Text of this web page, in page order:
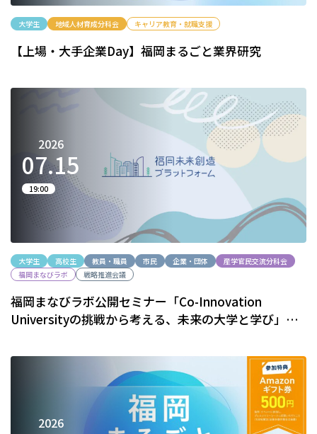
大学生 地域人材育成分科会 キャリア教育・就職支援
【上場・大手企業Day】福岡まるごと業界研究
2026
07.15
19:00
大学生 高校生 教員・職員 市民 企業・団体
産学官民交流分科会
福岡まなびラボ
戦略推進会議
福岡まなびラボ公開セミナー「Co-Innovation
Universityの挑戦から考える、未来の大学と学び」（7
2026